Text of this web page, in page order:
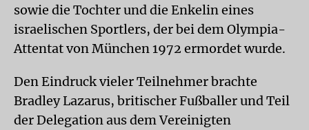
sowie die Tochter und die Enkelin eines
israelischen Sportlers, der bei dem Olympia-
Attentat von München 1972 ermordet wurde.
Den Eindruck vieler Teilnehmer brachte
Bradley Lazarus, britischer Fußballer und Teil
der Delegation aus dem Vereinigten